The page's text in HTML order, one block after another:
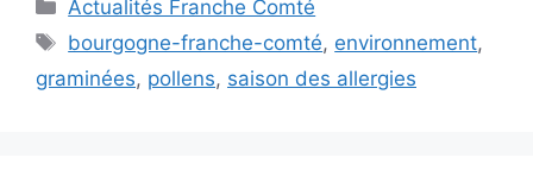
Actualités Franche Comté
Étiquettes
bourgogne-franche-comté, environnement,
graminées, pollens, saison des allergies